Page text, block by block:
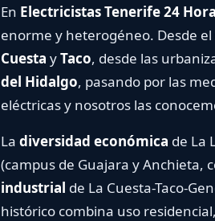
EnElectricistas Tenerife 24
enorme y heterogéneo. Desde el
CuestayTaco, desde las
del Hidalgo, pasando por las
eléctricas y nosotros las
Ladiversidad económicade La
(campus de Guajara y Anchieta,
industrialde La Cuesta-Taco-
histórico combina uso